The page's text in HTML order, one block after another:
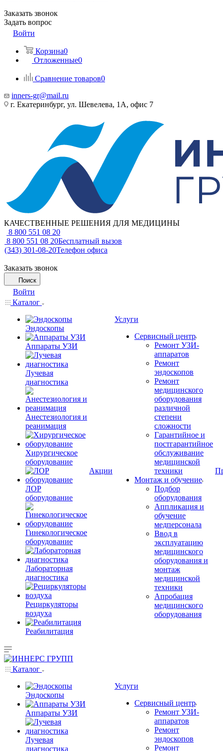
Заказать звонок
Задать вопрос
Войти
Корзина0
Отложенные0
Сравнение товаров0
inners-gr@mail.ru
г. Екатеринбург, ул. Шевелева, 1А, офис 7
КАЧЕСТВЕННЫЕ РЕШЕНИЯ ДЛЯ МЕДИЦИНЫ
8 800 551 08 20
8 800 551 08 20Бесплатный вызов
(343) 301-08-20Телефон офиса
Заказать звонок
Поиск
Войти
Каталог
Эндоскопы
Аппараты УЗИ
Лучевая
диагностика
Анестезиология и
реанимация
Хирургическое
оборудование
ЛОР
оборудование
Гинекологическое
оборудование
Лабораторная
диагностика
Рециркуляторы
воздуха
Реабилитация
Акции
Услуги
Сервисный центр
Ремонт УЗИ-
аппаратов
Ремонт
эндоскопов
Ремонт
медицинского
оборудования
различной
степени
сложности
Гарантийное и
постгарантийное
обслуживание
медицинской
техники
Монтаж и обучение
Подбор
оборудования
Аппликация и
обучение
медперсонала
Ввод в
эксплуатацию
медицинского
оборудования и
монтаж
медицинской
техники
Апробация
медицинского
оборудования
Каталог
Эндоскопы
Аппараты УЗИ
Лучевая
диагностика
Услуги
Сервисный центр
Ремонт УЗИ-
аппаратов
Ремонт
эндоскопов
Ремонт